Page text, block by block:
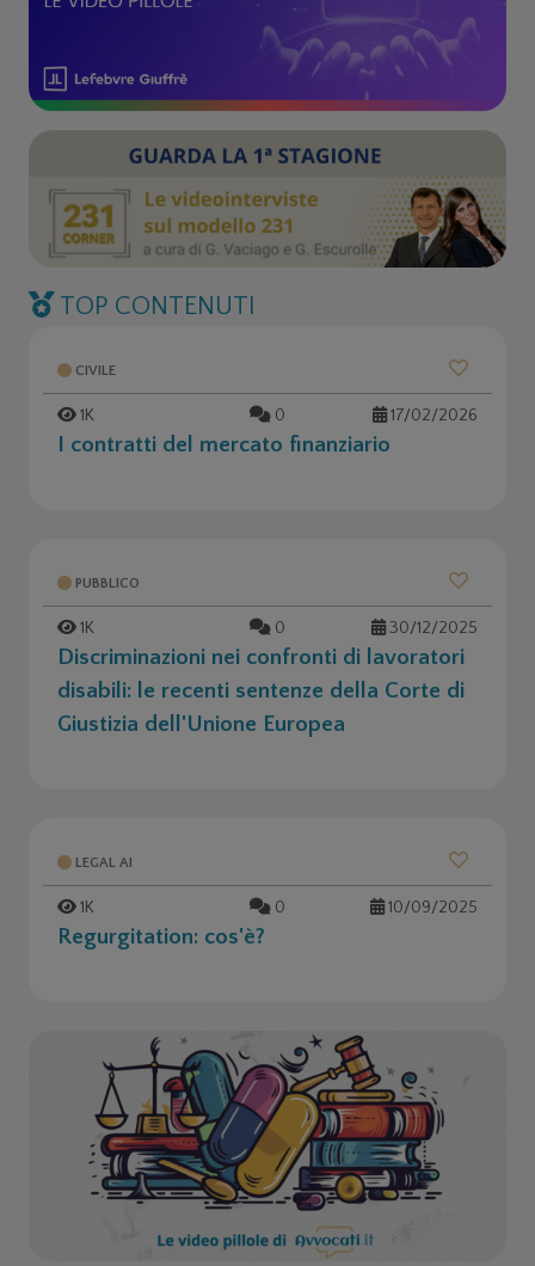
TOP CONTENUTI
CIVILE
1K 0 17/02/2026
I contratti del mercato finanziario
PUBBLICO
1K 0 30/12/2025
Discriminazioni nei confronti di lavoratori
disabili: le recenti sentenze della Corte di
Giustizia dell'Unione Europea
LEGAL AI
1K 0 10/09/2025
Regurgitation: cos'è?